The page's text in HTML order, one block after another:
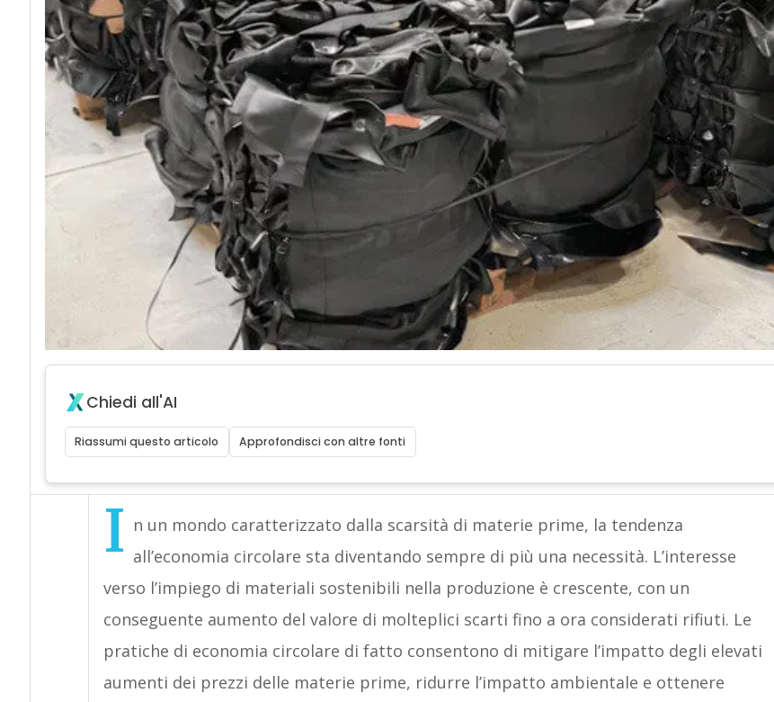
Chiedi all'AI
Riassumi questo articolo Approfondisci con altre fonti
I n un mondo caratterizzato dalla scarsità di materie prime, la tendenza
all’economia circolare sta diventando sempre di più una necessità. L’interesse
verso l’impiego di materiali sostenibili nella produzione è crescente, con un
conseguente aumento del valore di molteplici scarti fino a ora considerati rifiuti. Le
pratiche di economia circolare di fatto consentono di mitigare l’impatto degli elevati
aumenti dei prezzi delle materie prime, ridurre l’impatto ambientale e ottenere